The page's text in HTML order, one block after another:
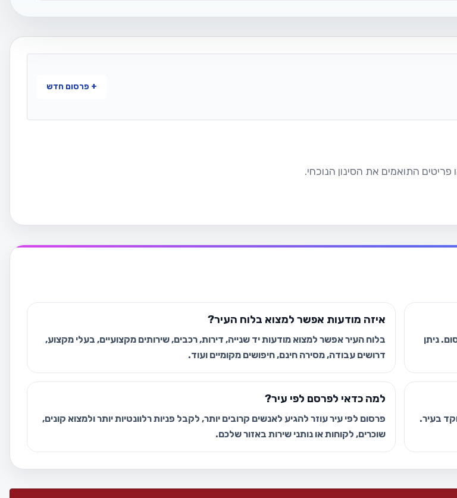
+ פרסום חדש
התואמים את הסינון הנוכחי.
ניתן
איזה מודעות אפשר למצוא בלוח העיר?
בלוח העיר אפשר למצוא מודעות יד שנייה, דירות, רכבים, שירותים מקצועיים, בעלי מקצוע,
דרושים עבודה, מסירה חינם, חיפושים מקומיים ועוד.
בעיר.
למה כדאי לפרסם לפי עיר?
פרסום לפי עיר עוזר להגיע לאנשים קרובים יותר, לקבל פניות רלוונטיות יותר ולמצוא קונים,
שוכרים, לקוחות או נותני שירות באזור שלכם.